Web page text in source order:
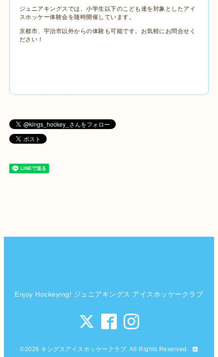
ジュニアキングスでは、小学生以下のこども達を対象としたアイ
スホッケー体験会を随時開催しています。
京都市、宇治市以外からの体験も可能です。お気軽にお問合せく
ださい！
Enjoy Hockeying! ジュニアキングス アイスホッケークラブ
©2026 キングスアイスホッケークラブ. All Rights Reserved.